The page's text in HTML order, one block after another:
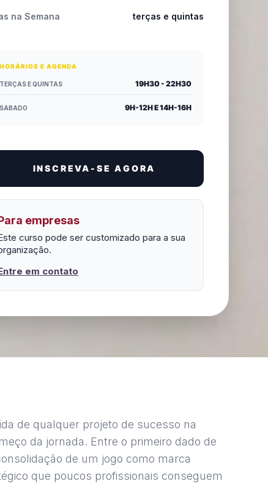
na Semana terças e quintas
HORÁRIOS E AGENDA
TERÇAS E QUINTAS 19H30 - 22H30
SABADO 9H-12H E 14H-16H
INSCREVA-SE AGORA
empresas
curso pode ser customizado para a sua
em contato
de qualquer projeto de sucesso na
da jornada. Entre o primeiro dado de
de um jogo como marca
que poucos profissionais conseguem